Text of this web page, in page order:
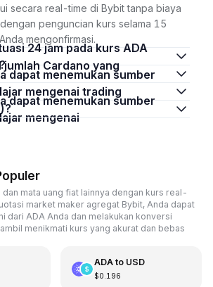
secara real-time di Bybit tanpa biaya
penguncian kurs selama 15
mengonfirmasi.
mengenai trading
mengenai
dan mata uang fiat lainnya dengan kurs real-
market maker agregat Bybit, Anda dapat
dari ADA Anda dan melakukan konversi
menikmati kurs yang akurat dan bebas
ADAto USD
$0.196